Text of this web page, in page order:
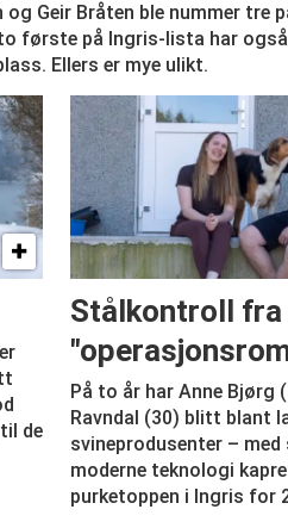
og Geir Bråten ble nummer tre
første på Ingris-lista har også
Ellers er mye ulikt.
de
Stålkontroll fra
På to år har Anne Bjørg
Ravndal (30) blitt blant
svineprodusenter –
moderne teknologi
purketoppen i Ingris for